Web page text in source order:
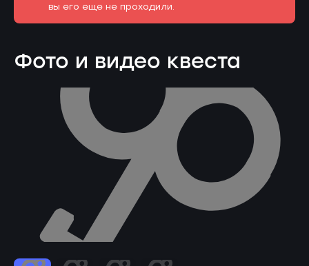
вы его еще не проходили.
Фото и видео квеста